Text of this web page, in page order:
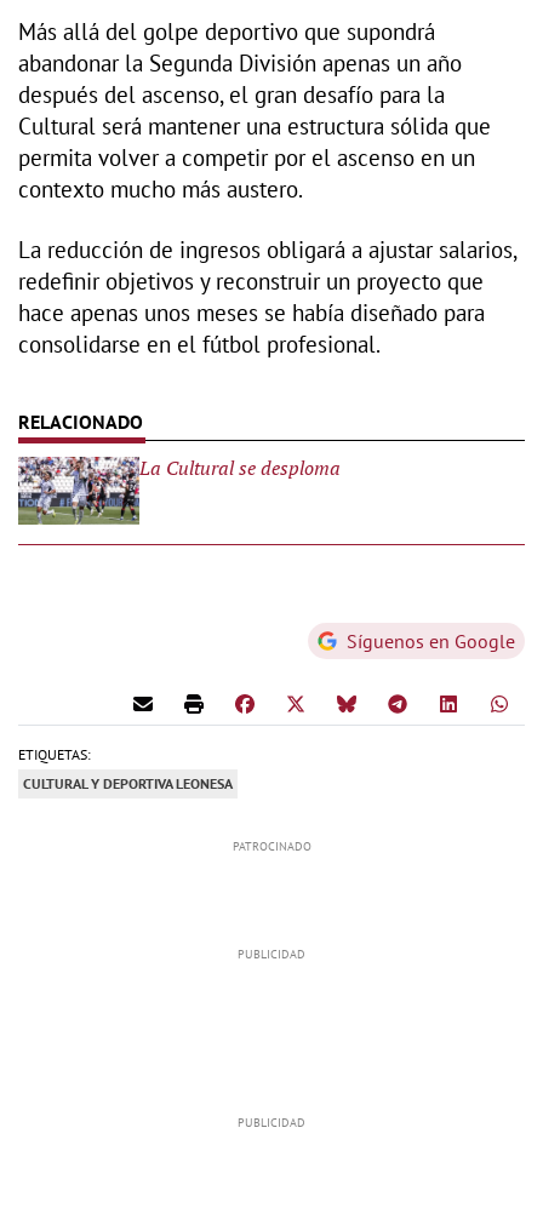
Más allá del golpe deportivo que supondrá
abandonar la Segunda División apenas un año
después del ascenso, el gran desafío para la
Cultural será mantener una estructura sólida que
permita volver a competir por el ascenso en un
contexto mucho más austero.
La reducción de ingresos obligará a ajustar salarios,
redefinir objetivos y reconstruir un proyecto que
hace apenas unos meses se había diseñado para
consolidarse en el fútbol profesional.
La Cultural se desploma
Síguenos en Google
ETIQUETAS:
CULTURAL Y DEPORTIVA LEONESA